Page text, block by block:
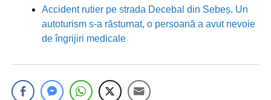
Accident rutier pe strada Decebal din Sebeș. Un
autoturism s-a răsturnat, o persoană a avut nevoie
de îngrijiri medicale